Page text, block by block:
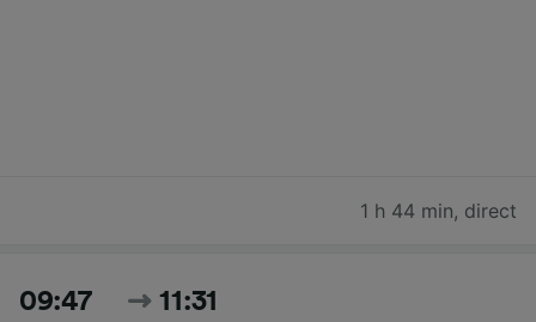
1 h 44 min, direct
09:47 11:31